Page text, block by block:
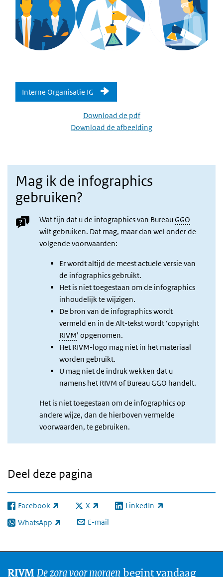
Interne Organisatie IG
Download de pdf
Download de afbeelding
Mag ik de infographics
gebruiken?
Wat fijn dat u de infographics van BureauGGO
wilt gebruiken. Dat mag, maar dan wel onder de
volgende voorwaarden:
Er wordt altijd de meest actuele versie van
de infographics gebruikt.
Het is niet toegestaan om de infographics
inhoudelijk te wijzigen.
De bron van de infographics wordt
vermeld en in de Alt-tekst wordt ‘copyright
RIVM’ opgenomen.
Het RIVM-logo mag niet in het materiaal
worden gebruikt.
U mag niet de indruk wekken dat u
namens het RIVM of Bureau GGO handelt.
Het is niet toegestaan om de infographics op
andere wijze, dan de hierboven vermelde
voorwaarden, te gebruiken.
Deel deze pagina
Facebook
(externe link) X
(externe link) LinkedIn
(externe link)
WhatsApp
(externe link) E-mail
RIVMDe zorg voor morgen begint vandaag